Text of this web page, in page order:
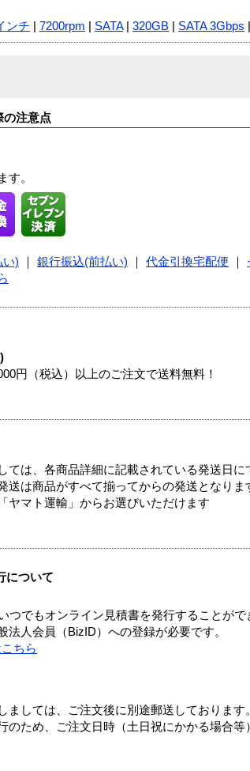
ンチ 7200rpm SATA| 320GB SATA 3Gbps
の注意点
す。
い) 銀行振込(前払い) 代金引換宅配便
円（税込）以上のご注文で送料無料！
ては、各商品詳細に記載されている発送日に
送は商品がすべて揃ってからの発送となりま
ヤマト運輸」からお選びいただけます
について
つでもオンライン見積書を発行することがで
人会員（BizID）への登録が必要です。
ちら
ましては、ご注文後に別途郵送しております。
のため、ご注文日時（土日祝にかかる場合